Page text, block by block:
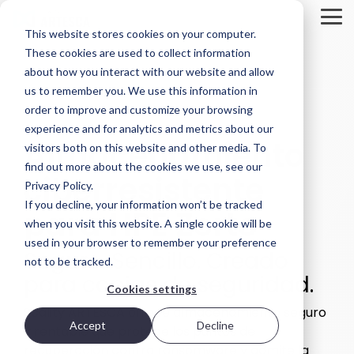
This website stores cookies on your computer.
These cookies are used to collect information
about how you interact with our website and allow
us to remember you. We use this information in
order to improve and customize your browsing
experience and for analytics and metrics about our
visitors both on this website and other media. To
find out more about the cookies we use, see our
Privacy Policy.
If you decline, your information won’t be tracked
when you visit this website. A single cookie will be
used in your browser to remember your preference
not to be tracked.
Cookies settings
Accept Decline
main
content.
Descripción
general
del
producto
ARTESCA es
la solución
de
almacenamiento
de objetos
de Scality
centrada
en copias
de
equipos de
TI que
necesitan
Opciones
de
implementación
Cada
entorno de
TI es
diferente.
ARTESCA le
ofrece
opciones:
desde
implementaciones
de solo
software
hasta
dispositivos
totalmente
integrados.
El ADN
de
Scality
¿Qué hace
que Scality
esté
excepcionalmente
para
resolver los
desafíos de
los datos a
Scality RING
analista
principal en
Review,
rendimiento
de ARTESCA
Almacenamiento
ciberresistente
para HPE Zerto
Seguro. Sencillo. Creado
para copias de seguridad.
Scality ARTESCA ofrece almacenamiento seguro
y rentable que protege los puntos de